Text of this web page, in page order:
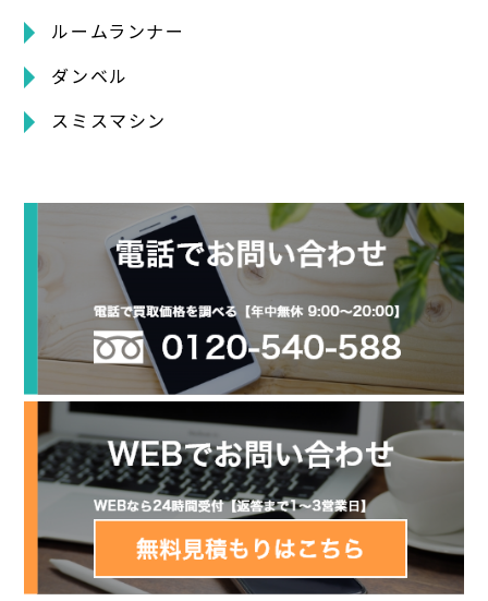
ルームランナー
ダンベル
スミスマシン